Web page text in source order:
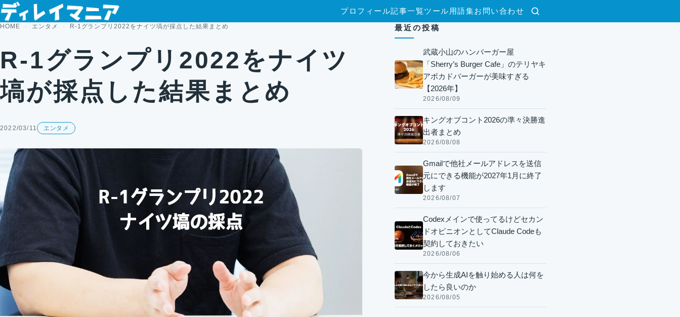
コンテンツへスキップ
検索
プロフィール記事一覧ツール 用語集お問い合わせ
HOME エンタメ R-1グランプリ2022をナイツ塙が採点した結果まとめ
R-1グランプリ2022をナイツ
塙が採点した結果まとめ
2022/03/11 エンタメ
最近の投稿
武蔵小山のハンバーガー屋
「Sherry’s Burger Cafe」のテリヤキ
アボカドバーガーが美味すぎる
【2026年】
2026/08/09
キングオブコント2026の準々決勝進
出者まとめ
2026/08/08
Gmailで他社メールアドレスを送信
元にできる機能が2027年1月に終了
します
2026/08/07
Codexメインで使ってるけどセカン
ドオピニオンとしてClaude Codeも
契約しておきたい
2026/08/06
今から生成AIを触り始める人は何を
したら良いのか
2026/08/05